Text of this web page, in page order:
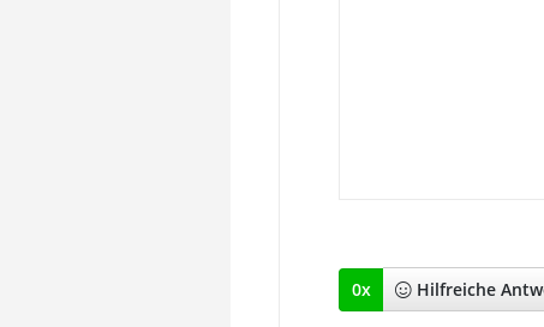
0x Hilfreiche